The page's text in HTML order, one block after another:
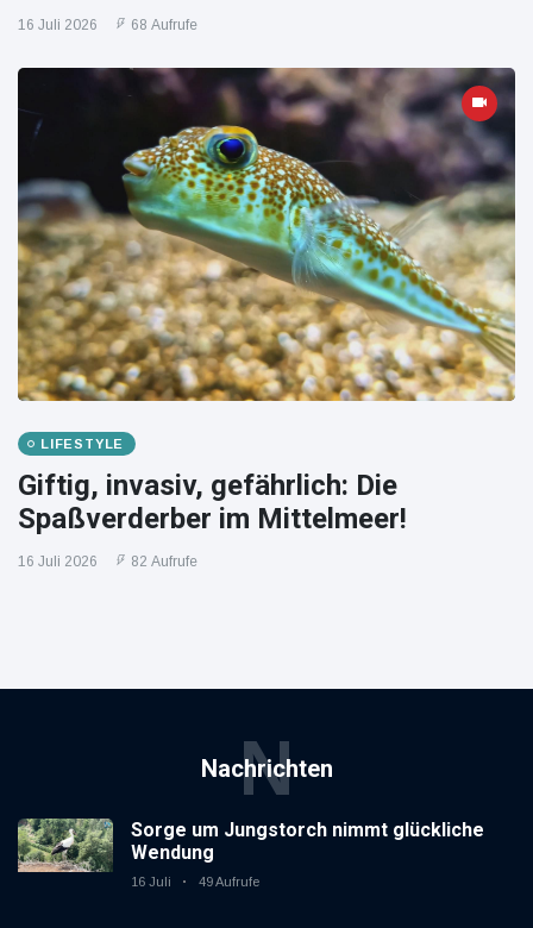
16 Juli 2026 68 Aufrufe
LIFESTYLE
Giftig, invasiv, gefährlich: Die
Spaßverderber im Mittelmeer!
16 Juli 2026 82 Aufrufe
Nachrichten
N
Sorge um Jungstorch nimmt glückliche
Wendung
16 Juli 49 Aufrufe